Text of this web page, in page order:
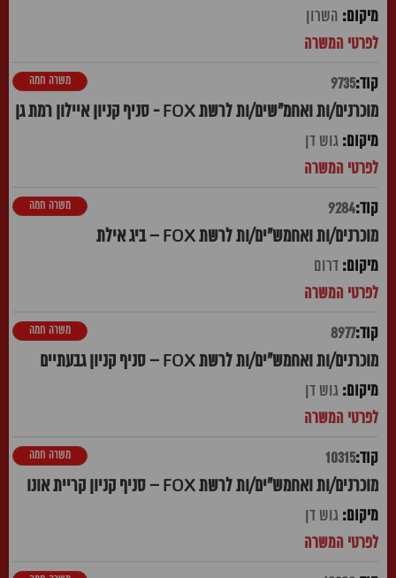
השרון
9735
מוכרנים/ות ואחמ"שים/ות לרשת FOX - סניף קניון איילון רמת גן
משרה חמה
גוש דן
9284
מוכרנים/ות ואחמש"ים/ות לרשת FOX – ביג אילת
משרה חמה
דרום
8977
מוכרנים/ות ואחמש"ים/ות לרשת FOX – סניף קניון גבעתיים
משרה חמה
גוש דן
10315
מוכרנים/ות ואחמש"ים/ות לרשת FOX – סניף קניון קריית אונו
משרה חמה
גוש דן